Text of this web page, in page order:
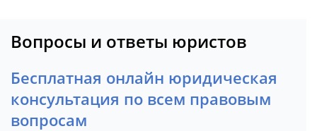
Вопросы и ответы юристов
Бесплатная онлайн юридическая
консультация по всем правовым
вопросам